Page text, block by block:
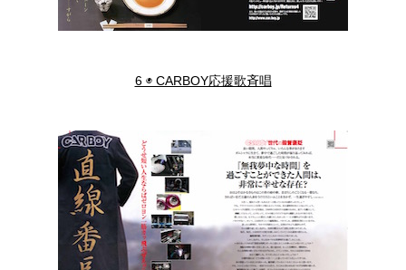
6 ◉ CARBOY応援歌斉唱